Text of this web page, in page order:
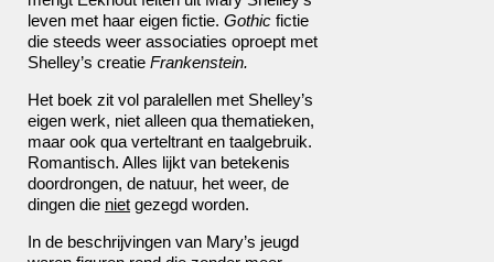
leven met haar eigen fictie. Gothic fictie
die steeds weer associaties oproept met
Shelley’s creatie Frankenstein.
Het boek zit vol paralellen met Shelley’s
eigen werk, niet alleen qua thematieken,
maar ook qua verteltrant en taalgebruik.
Romantisch. Alles lijkt van betekenis
doordrongen, de natuur, het weer, de
dingen die niet gezegd worden.
In de beschrijvingen van Mary’s jeugd